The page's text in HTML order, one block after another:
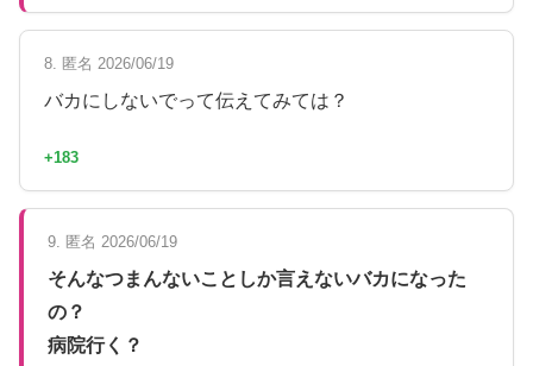
8. 匿名 2026/06/19
バカにしないでって伝えてみては？
+183
9. 匿名 2026/06/19
そんなつまんないことしか言えないバカになった
の？
病院行く？